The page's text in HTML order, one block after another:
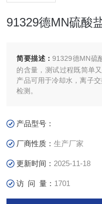
91329德MN硫酸
简要描述：91329德MN硫
的含量，测试过程既简单
产品可用于冷却水，离子
检测。
产品型号：
厂商性质：生产厂家
更新时间： 2025-11-18
访 问 量： 1701